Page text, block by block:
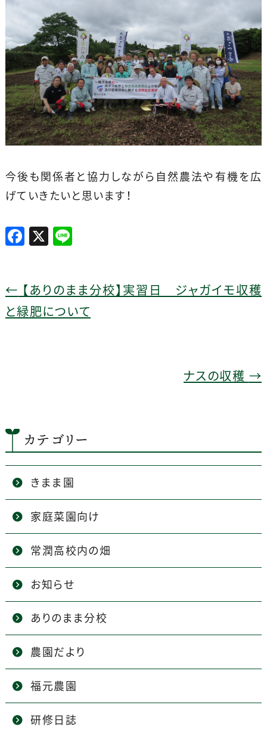
今後も関係者と協力しながら自然農法や有機を広
げていきたいと思います！
F
a
e
b
X Li
← 【ありのまま分校】実習日 ジャガイモ収穫
と緑肥について
ナスの収穫 →
カテゴリー
きまま園
家庭菜園向け
常潤高校内の畑
お知らせ
ありのまま分校
農園だより
福元農園
研修日誌